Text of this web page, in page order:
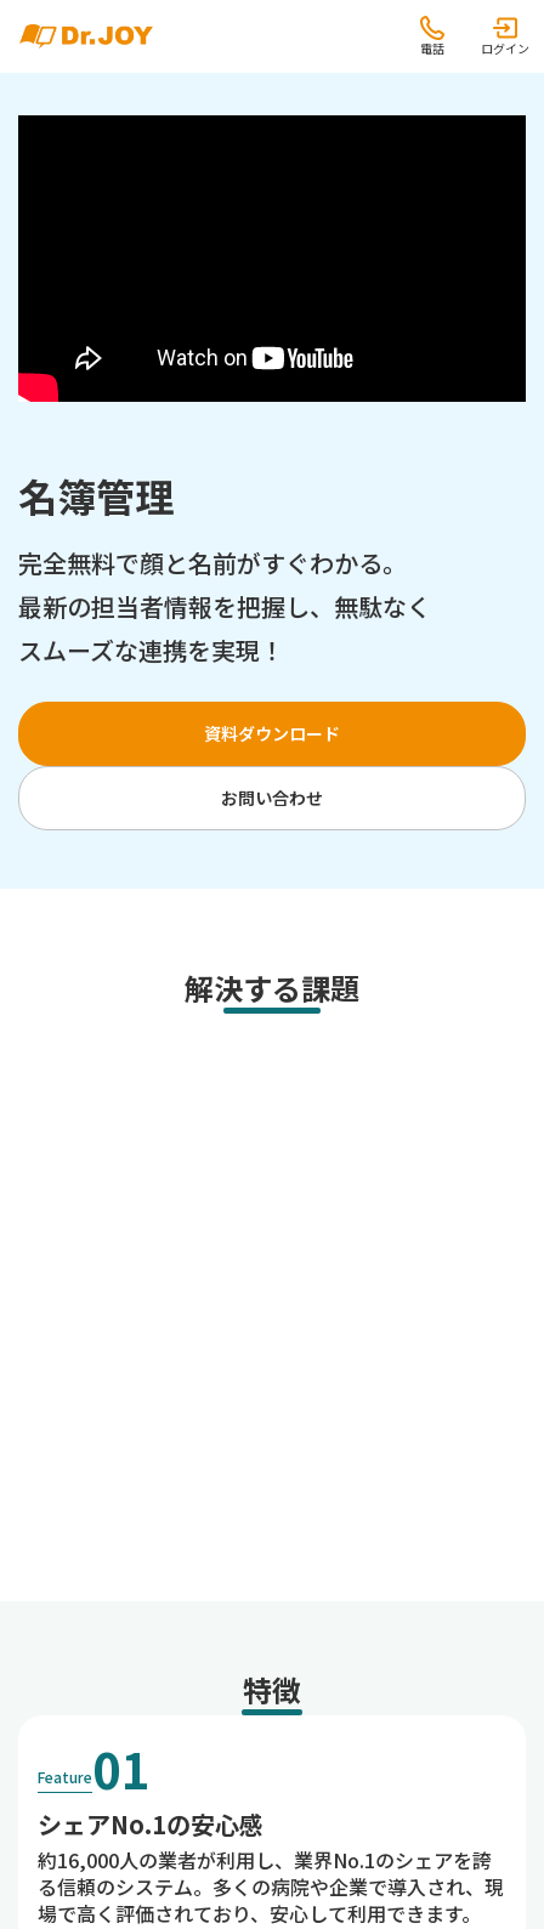
電話 ログイン
名簿管理
完全無料で顔と名前がすぐわかる。
最新の担当者情報を把握し、無駄なく
スムーズな連携を実現！
資料ダウンロード
お問い合わせ
解決する課題
特徴
Feature01
シェアNo.1の安心感
約16,000人の業者が利用し、業界No.1のシェアを誇
る信頼のシステム。多くの病院や企業で導入され、現
場で高く評価されており、安心して利用できます。